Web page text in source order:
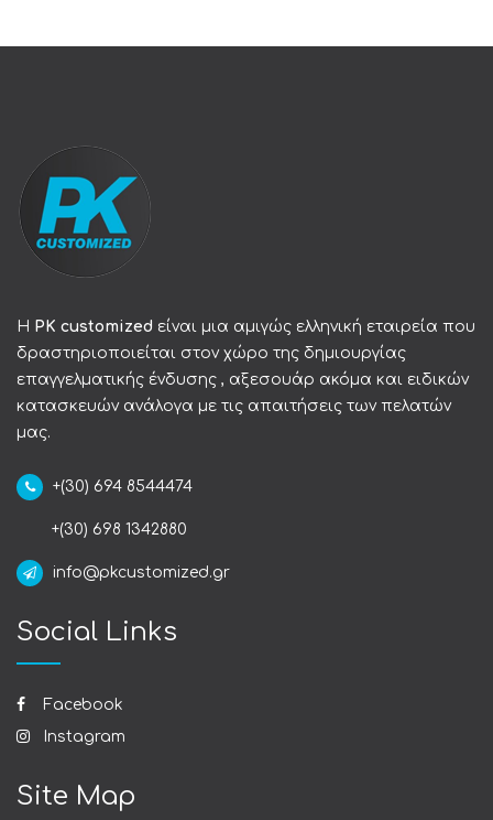
Η PK customized είναι μια αμιγώς ελληνική εταιρεία που
δραστηριοποιείται στον χώρο της δημιουργίας
επαγγελματικής ένδυσης , αξεσουάρ ακόμα και ειδικών
κατασκευών ανάλογα με τις απαιτήσεις των πελατών
μας.
+(30) 694 8544474
+(30) 698 1342880
info@pkcustomized.gr
Social Links
Facebook
Instagram
Site Map